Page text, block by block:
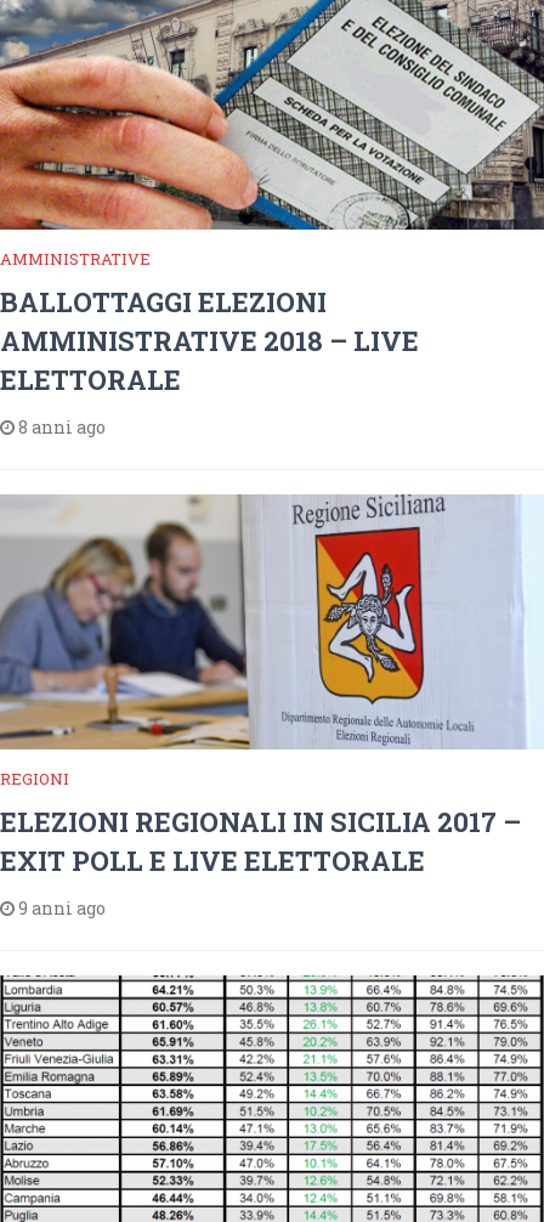
AMMINISTRATIVE
BALLOTTAGGI ELEZIONI
AMMINISTRATIVE 2018 – LIVE
ELETTORALE
8 anni ago
REGIONI
ELEZIONI REGIONALI IN SICILIA 2017 –
EXIT POLL E LIVE ELETTORALE
9 anni ago